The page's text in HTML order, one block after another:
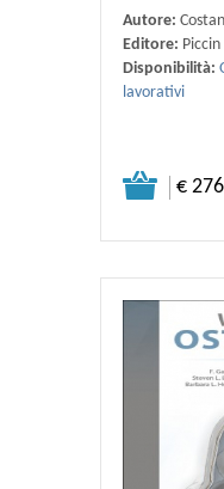
Autore:
Editore: Piccin
Disponibilità:
lavorativi
€